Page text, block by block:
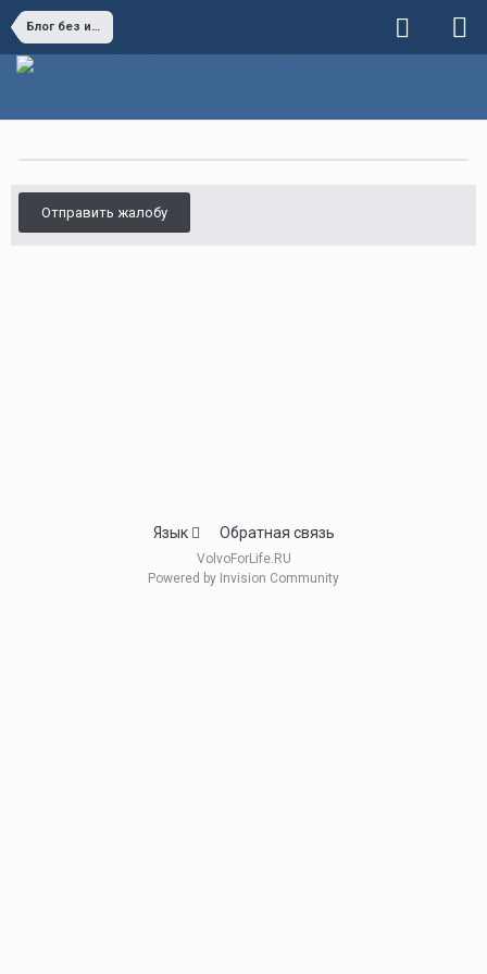
Блог без имени
Отправить жалобу
Язык Обратная связь
VolvoForLife.RU
Powered by Invision Community